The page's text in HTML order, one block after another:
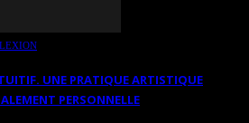
UNE PRATIQUE ARTISTIQUE
PERSONNELLE